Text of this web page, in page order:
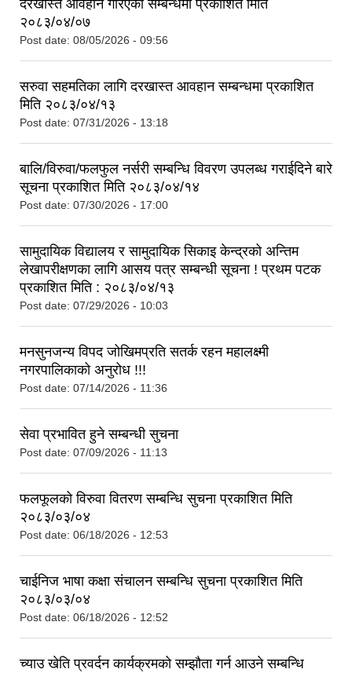
दरखास्त आवहान गरिएको सम्बन्धमा प्रकाशित मिति
२०८३/०४/०७
Post date: 08/05/2026 - 09:56
सरुवा सहमतिका लागि दरखास्त आवहान सम्बन्धमा प्रकाशित
मिति २०८३/०४/१३
Post date: 07/31/2026 - 13:18
बालि/विरुवा/फलफुल नर्सरी सम्बन्धि विवरण उपलब्ध गराईदिने बारे
सूचना प्रकाशित मिति २०८३/०४/१४
Post date: 07/30/2026 - 17:00
सामुदायिक विद्यालय र सामुदायिक सिकाइ केन्द्रको अन्तिम
लेखापरीक्षणका लागि आसय पत्र सम्बन्धी सूचना ! प्रथम पटक
प्रकाशित मिति : २०८३/०४/१३
Post date: 07/29/2026 - 10:03
मनसुनजन्य विपद जोखिमप्रति सतर्क रहन महालक्ष्मी
नगरपालिकाको अनुरोध !!!
Post date: 07/14/2026 - 11:36
सेवा प्रभावित हुने सम्बन्धी सुचना
Post date: 07/09/2026 - 11:13
फलफूलको विरुवा वितरण सम्बन्धि सुचना प्रकाशित मिति
२०८३/०३/०४
Post date: 06/18/2026 - 12:53
चाईनिज भाषा कक्षा संचालन सम्बन्धि सुचना प्रकाशित मिति
२०८३/०३/०४
Post date: 06/18/2026 - 12:52
च्याउ खेति प्रवर्दन कार्यक्रमको सम्झौता गर्न आउने सम्बन्धि